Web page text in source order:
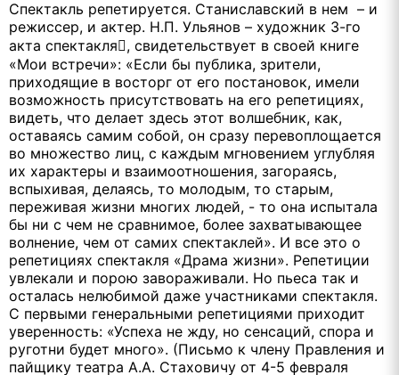
Спектакль репетируется. Станиславский в нем – и
режиссер, и актер. Н.П. Ульянов – художник 3-го
акта спектакля, свидетельствует в своей книге
«Мои встречи»: «Если бы публика, зрители,
приходящие в восторг от его постановок, имели
возможность присутствовать на его репетициях,
видеть, что делает здесь этот волшебник, как,
оставаясь самим собой, он сразу перевоплощается
во множество лиц, с каждым мгновением углубляя
их характеры и взаимоотношения, загораясь,
вспыхивая, делаясь, то молодым, то старым,
переживая жизни многих людей, - то она испытала
бы ни с чем не сравнимое, более захватывающее
волнение, чем от самих спектаклей». И все это о
репетициях спектакля «Драма жизни». Репетиции
увлекали и порою завораживали. Но пьеса так и
осталась нелюбимой даже участниками спектакля.
С первыми генеральными репетициями приходит
уверенность: «Успеха не жду, но сенсаций, спора и
руготни будет много». (Письмо к члену Правления и
пайщику театра А.А. Стаховичу от 4-5 февраля